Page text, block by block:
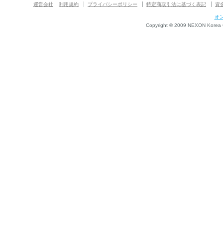
運営会社 利用規約 プライバシーポリシー 特定商取引法に基づく表記 資
オ
Copyright © 2009 NEXON Korea